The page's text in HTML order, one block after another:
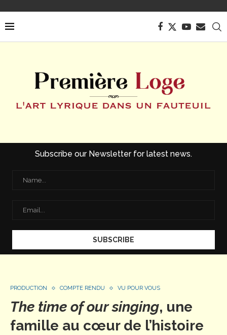
Subscribe our Newsletter for latest news.
PRODUCTION COMPTE RENDU VU POUR VOUS
The time of our singing, une
famille au cœur de l’histoire